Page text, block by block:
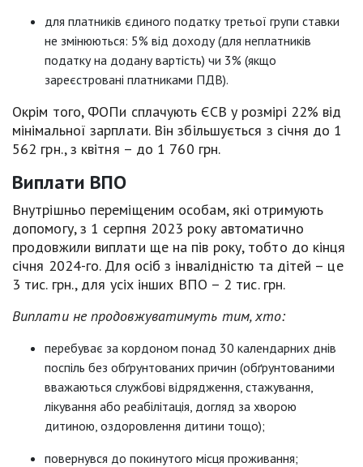
для платників єдиного податку третьої групи ставки
не змінюються: 5% від доходу (для неплатників
податку на додану вартість) чи 3% (якщо
зареєстровані платниками ПДВ).
Окрім того, ФОПи сплачують ЄСВ у розмірі 22% від
мінімальної зарплати. Він збільшується з січня до 1
562 грн., з квітня – до 1 760 грн.
Виплати ВПО
Внутрішньо переміщеним особам, які отримують
допомогу, з 1 серпня 2023 року автоматично
продовжили виплати ще на пів року, тобто до кінця
січня 2024-го. Для осіб з інвалідністю та дітей – це
3 тис. грн., для усіх інших ВПО – 2 тис. грн.
Виплати не продовжуватимуть тим, хто:
перебуває за кордоном понад 30 календарних днів
поспіль без обґрунтованих причин (обґрунтованими
вважаються службові відрядження, стажування,
лікування або реабілітація, догляд за хворою
дитиною, оздоровлення дитини тощо);
повернувся до покинутого місця проживання;